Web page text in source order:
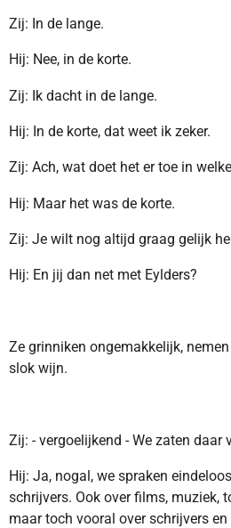
Zij: In de lange.
Hij: Nee, in de korte.
Zij: Ik dacht in de lange.
Hij: In de korte, dat weet ik zeker.
Zij: Ach, wat doet het er toe in
Hij: Maar het was de korte.
Zij: Je wilt nog altijd graag gelijk
Hij: En jij dan net met Eylders?
Ze grinniken ongemakkelijk,
slok wijn.
Zij: - vergoelijkend - We zaten daar
Hij: Ja, nogal, we spraken
schrijvers. Ook over films, muziek,
maar toch vooral over schrijvers en